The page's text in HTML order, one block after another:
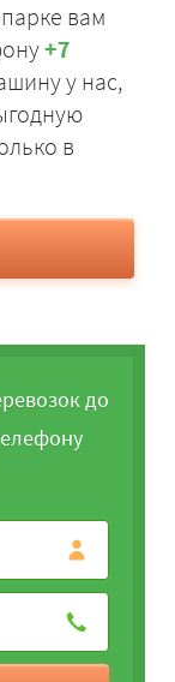
вам
+7
у нас,
в
до